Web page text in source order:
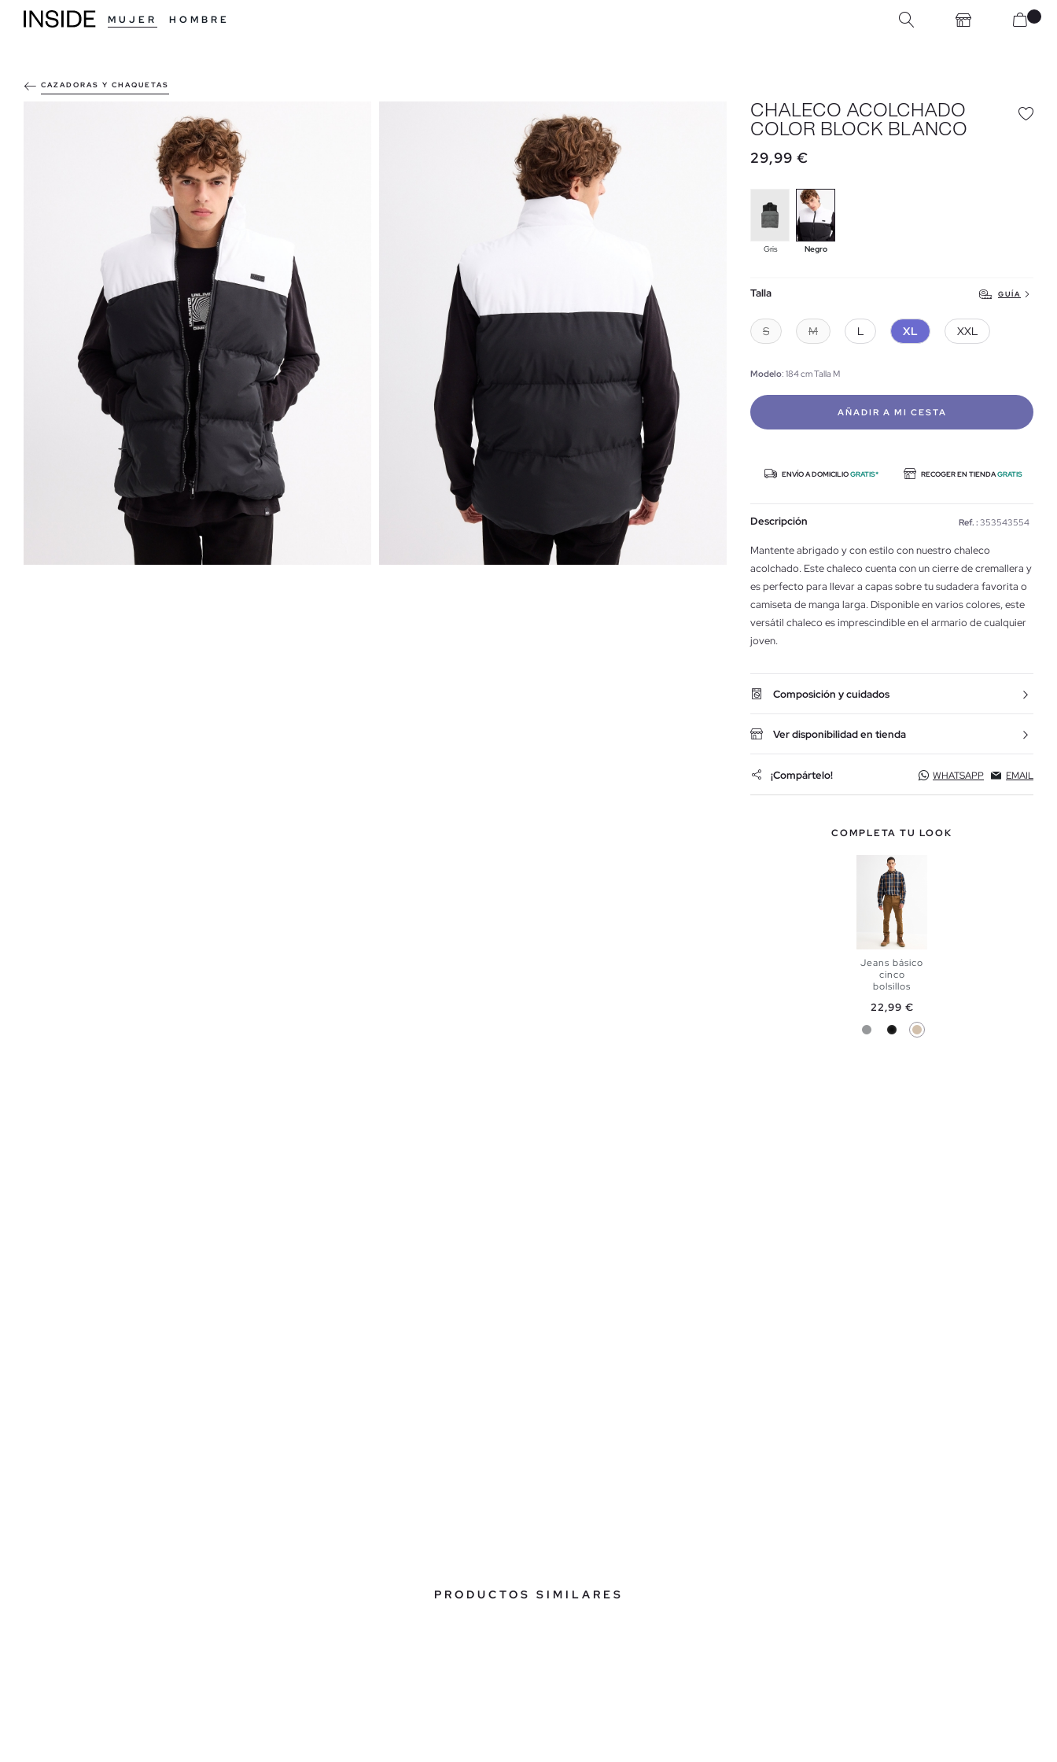
MUJER HOMBRE
CAZADORAS Y CHAQUETAS
CHALECO ACOLCHADO
COLOR BLOCK BLANCO
29,99 €
Gris Negro
Talla GUÍA
S M L XL XXL
Modelo: 184 cm Talla M
AÑADIR A MI CESTA
ENVÍO A DOMICILIOGRATIS* RECOGER EN TIENDAGRATIS
Descripción Ref. : 353543554
Mantente abrigado y con estilo con nuestro chaleco
acolchado. Este chaleco cuenta con un cierre de cremallera y
es perfecto para llevar a capas sobre tu sudadera favorita o
camiseta de manga larga. Disponible en varios colores, este
versátil chaleco es imprescindible en el armario de cualquier
joven.
Composición y cuidados
Ver disponibilidad en tienda
¡Compártelo! WHATSAPP EMAIL
COMPLETA TU LOOK
AÑADIR A
Jeans básico
cinco
bolsillos
Precio
22,99 €
Gris NegroCamel
PRODUCTOS SIMILARES